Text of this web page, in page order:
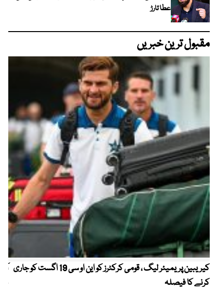
عطا تارڑ
مقبول ترین خبریں
کیریبین پریمیئر لیگ ، قومی کرکٹرز کو این او سی 19 اگست کو جاری
کرنے کا فیصلہ